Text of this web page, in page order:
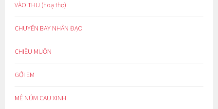
VÀO THU (hoạ thơ)
CHUYẾN BAY NHÂN ĐẠO
CHIỀU MUỘN
GỞI EM
MÊ NÚM CAU XINH